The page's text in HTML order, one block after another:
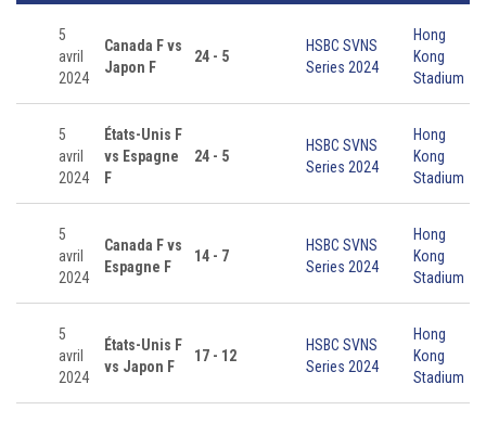
5
avril
2024
Canada F vs
Japon F
24 - 5
HSBC SVNS
Series 2024
Hong
Kong
Stadium
5
avril
2024
États-Unis F
vs Espagne
F
24 - 5
HSBC SVNS
Series 2024
Hong
Kong
Stadium
5
avril
2024
Canada F vs
Espagne F
14 - 7
HSBC SVNS
Series 2024
Hong
Kong
Stadium
5
avril
2024
États-Unis F
vs Japon F
17 - 12
HSBC SVNS
Series 2024
Hong
Kong
Stadium